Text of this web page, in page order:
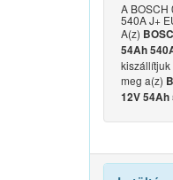
A BOSCH
540A J+
A(z)
54Ah
meg a(z)
12V 54Ah